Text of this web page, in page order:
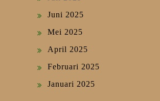
Juni 2025
Mei 2025
April 2025
Februari 2025
Januari 2025